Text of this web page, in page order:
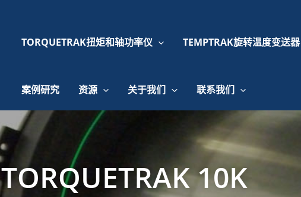
TORQUETRAK扭矩和轴功率仪 TEMPTRAK旋转温度变送器
案例研究 资源 关于我们 联系我们
TORQUETRAK 10K